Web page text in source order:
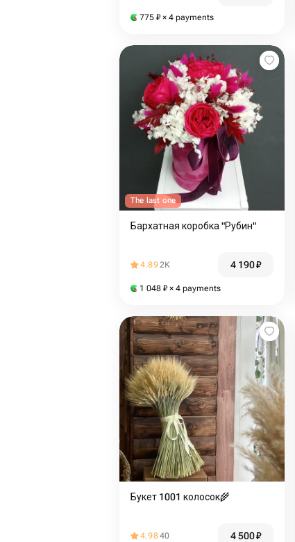
775 ₽ × 4 payments
The last one
Бархатная коробка "Рубин"
4.892K 4 190₽
1 048 ₽ × 4 payments
Букет 1001 колосок🌾
4.9840 4 500₽